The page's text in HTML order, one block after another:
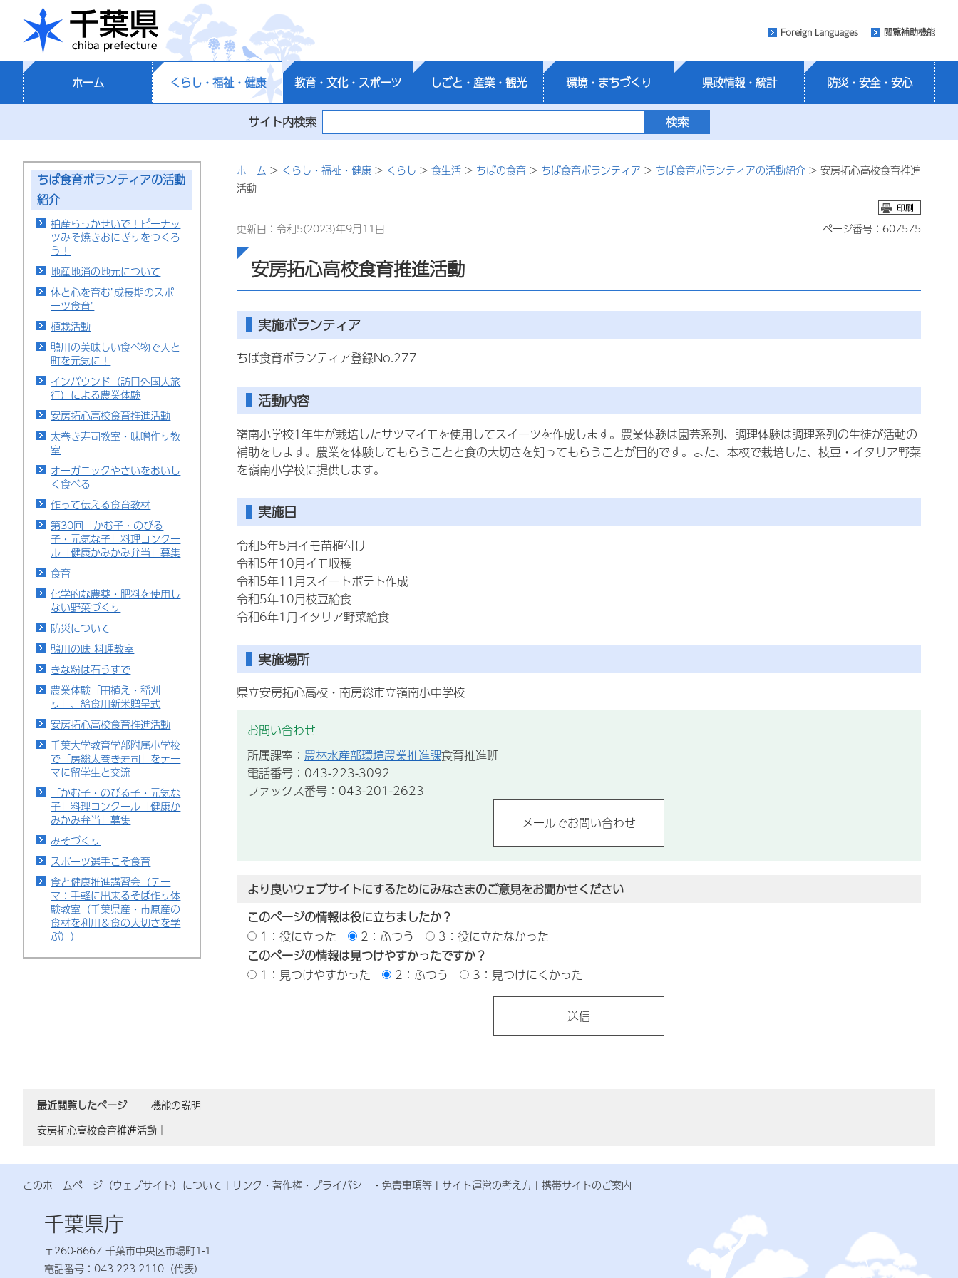
千葉県
Foreign Languages 閲覧補助機能
ホーム くらし・福祉・健康 教育・文化・スポーツ しごと・産業・観光 環境・まちづくり 県政情報・統計 防災・安全・安心
サイト内検索
ちば食育ボランティアの活動
紹介
柏産らっかせいで！ピーナッ
ツみそ焼きおにぎりをつくろ
う！
地産地消の地元について
体と心を育む"成長期のスポ
ーツ食育"
植栽活動
鴨川の美味しい食べ物で人と
町を元気に！
インバウンド（訪日外国人旅
行）による農業体験
安房拓心高校食育推進活動
太巻き寿司教室・味噌作り教
室
オーガニックやさいをおいし
く食べる
作って伝える食育教材
第30回「かむ子・のびる
子・元気な子」料理コンクー
ル「健康かみかみ弁当」募集
食育
化学的な農薬・肥料を使用し
ない野菜づくり
防災について
鴨川の味 料理教室
きな粉は石うすで
農業体験「田植え・稲刈
り」、給食用新米贈呈式
安房拓心高校食育推進活動
千葉大学教育学部附属小学校
で「房総太巻き寿司」をテー
マに留学生と交流
「かむ子・のびる子・元気な
子」料理コンクール「健康か
みかみ弁当」募集
みそづくり
スポーツ選手こそ食育
食と健康推進講習会（テー
マ：手軽に出来るそば作り体
験教室（千葉県産・市原産の
食材を利用＆食の大切さを学
ぶ））
ホーム > くらし・福祉・健康 > くらし > 食生活 > ちばの食育 > ちば食育ボランティア > ちば食育ボランティアの活動紹介 > 安房拓心高校食育推進
活動
更新日：令和5(2023)年9月11日 ページ番号：607575
安房拓心高校食育推進活動
実施ボランティア
ちば食育ボランティア登録No.277
活動内容
嶺南小学校1年生が栽培したサツマイモを使用してスイーツを作成します。農業体験は園芸系列、調理体験は調理系列の生徒が活動の
補助をします。農業を体験してもらうことと食の大切さを知ってもらうことが目的です。また、本校で栽培した、枝豆・イタリア野菜
を嶺南小学校に提供します。
実施日
令和5年5月イモ苗植付け
令和5年10月イモ収穫
令和5年11月スイートポテト作成
令和5年10月枝豆給食
令和6年1月イタリア野菜給食
実施場所
県立安房拓心高校・南房総市立嶺南小中学校
お問い合わせ
所属課室： 農林水産部環境農業推進課食育推進班
電話番号：043-223-3092
ファックス番号：043-201-2623
より良いウェブサイトにするためにみなさまのご意見をお聞かせください
このページの情報は役に立ちましたか？
1：役に立った
2：ふつう
3：役に立たなかった
このページの情報は見つけやすかったですか？
1：見つけやすかった
2：ふつう 3：見つけにくかった
最近閲覧したページ
機能の説明
安房拓心高校食育推進活動 ｜
このホームページ（ウェブサイト）について リンク・著作権・プライバシー・免責事項等 サイト運営の考え方 携帯サイトのご案内
千葉県庁
〒260-8667 千葉市中央区市場町1-1
電話番号：043-223-2110（代表）